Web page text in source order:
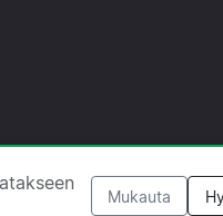
·
Mukauta